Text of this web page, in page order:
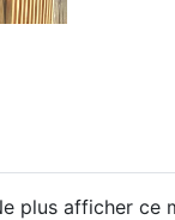
plus afficher ce